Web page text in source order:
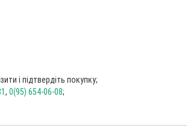
і підтвердіть покупку;
, 0(95) 654-06-08;